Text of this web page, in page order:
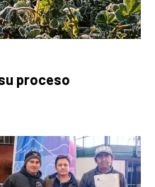
proceso